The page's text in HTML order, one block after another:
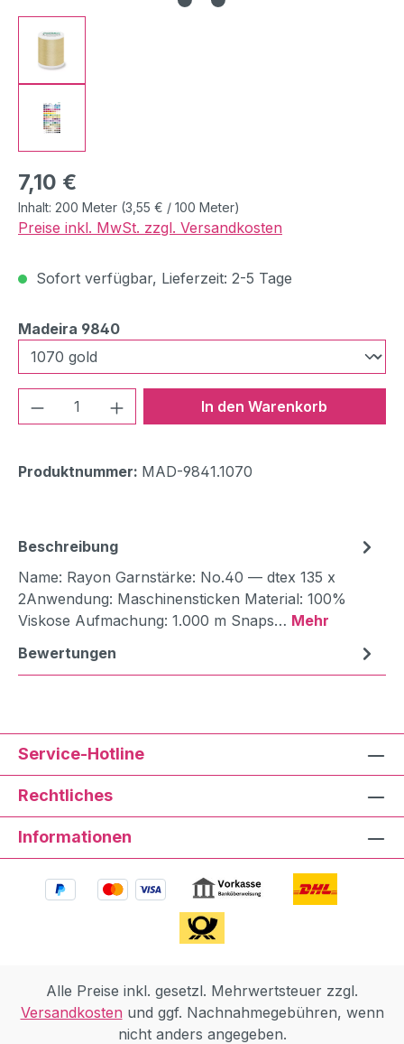
Regulärer Preis:
7,10 €
Inhalt: 200 Meter (3,55 € / 100 Meter)
Preise inkl. MwSt. zzgl. Versandkosten
Sofort verfügbar, Lieferzeit: 2-5 Tage
Madeira 9840auswählen
Produkt Anzahl: Gib denIn den Warenkorb
Produktnummer: MAD-9841.1070
Beschreibung
Name: Rayon Garnstärke: No.40 — dtex 135 x
2Anwendung: Maschinensticken Material: 100%
Viskose Aufmachung: 1.000 m Snaps… Mehr
Bewertungen
Service-Hotline
Rechtliches
Informationen
Alle Preise inkl. gesetzl. Mehrwertsteuer zzgl.
Versandkosten und ggf. Nachnahmegebühren, wenn
nicht anders angegeben.